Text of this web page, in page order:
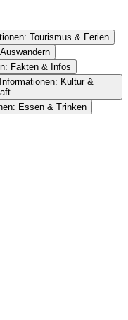
Tourismus & Ferien
Fakten & Infos
Kultur &
Essen & Trinken